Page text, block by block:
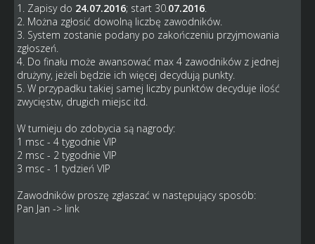
1. Zapisy do 24.07.2016; start 30. 07.2016.
2. Można zgłosić dowolną liczbę zawodników.
3. System zostanie podany po zakończeniu przyjmowania
zgłoszeń.
4. Do finału może awansować max 4 zawodników z jednej
drużyny, jeżeli będzie ich więcej decydują punkty.
5. W przypadku takiej samej liczby punktów decyduje ilość
zwycięstw, drugich miejsc itd.
W turnieju do zdobycia są nagrody:
1 msc - 4 tygodnie VIP
2 msc - 2 tygodnie VIP
3 msc - 1 tydzień VIP
Zawodników proszę zgłaszać w następujący sposób:
Pan Jan -> link